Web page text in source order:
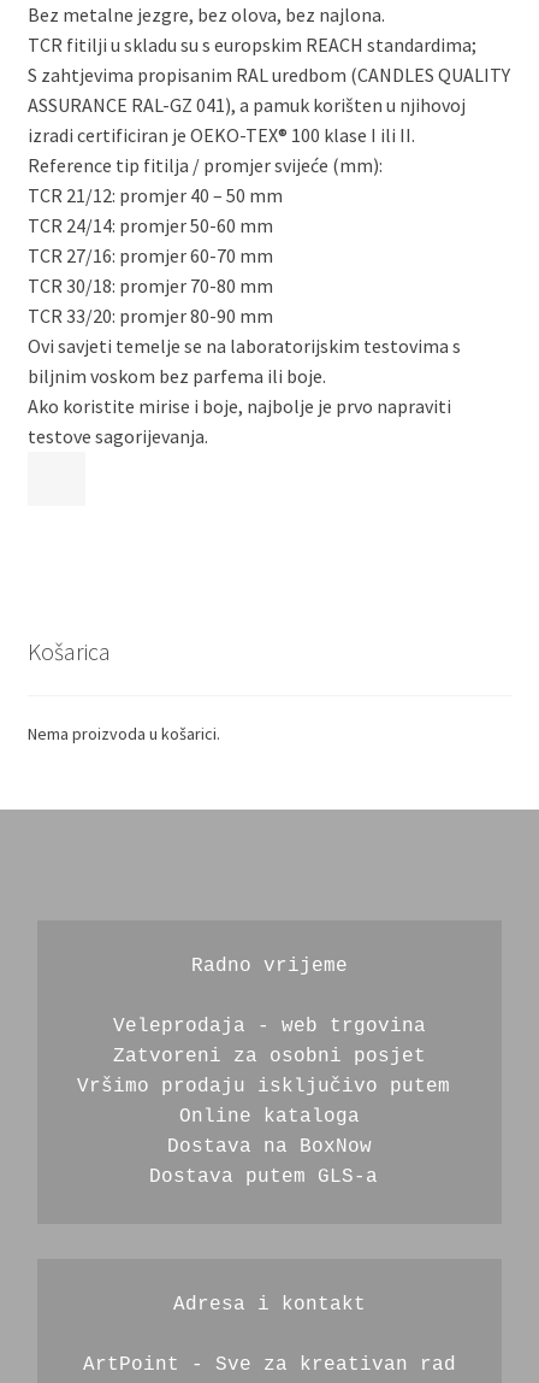
Bez metalne jezgre, bez olova, bez najlona.
TCR fitilji u skladu su s europskim REACH standardima;
S zahtjevima propisanim RAL uredbom (CANDLES QUALITY
ASSURANCE RAL-GZ 041), a pamuk korišten u njihovoj
izradi certificiran je OEKO-TEX® 100 klase I ili II.
Reference tip fitilja / promjer svijeće (mm):
TCR 21/12: promjer 40 – 50 mm
TCR 24/14: promjer 50-60 mm
TCR 27/16: promjer 60-70 mm
TCR 30/18: promjer 70-80 mm
TCR 33/20: promjer 80-90 mm
Ovi savjeti temelje se na laboratorijskim testovima s
biljnim voskom bez parfema ili boje.
Ako koristite mirise i boje, najbolje je prvo napraviti
testove sagorijevanja.
Košarica
Nema proizvoda u košarici.
Radno vrijeme
Veleprodaja - web trgovina
Zatvoreni za osobni posjet
Vršimo prodaju isključivo putem
Online kataloga
Dostava na BoxNow
Dostava putem GLS-a
Adresa i kontakt
ArtPoint - Sve za kreativan rad